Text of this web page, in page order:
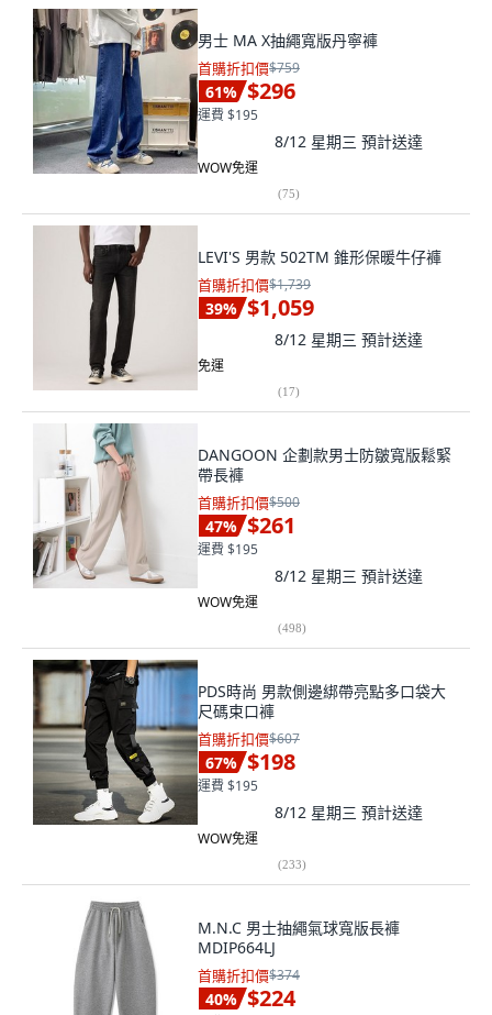
男士 MA X抽繩寬版丹寧褲
首購折扣價$759
61% $296
運費 $195
8/12 星期三 預計送達
WOW免運
(75)
LEVI'S 男款 502TM 錐形保暖牛仔褲
首購折扣價$1,739
39% $1,059
8/12 星期三 預計送達
免運
(17)
DANGOON 企劃款男士防皺寬版鬆緊
帶長褲
首購折扣價$500
47% $261
運費 $195
8/12 星期三 預計送達
WOW免運
(498)
PDS時尚 男款側邊綁帶亮點多口袋大
尺碼束口褲
首購折扣價$607
67% $198
運費 $195
8/12 星期三 預計送達
WOW免運
(233)
M.N.C 男士抽繩氣球寬版長褲
MDIP664LJ
首購折扣價$374
40% $224